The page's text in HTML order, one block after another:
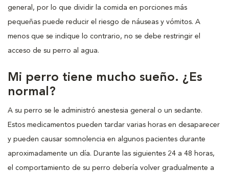
general, por lo que dividir la comida en porciones más
pequeñas puede reducir el riesgo de náuseas y vómitos. A
menos que se indique lo contrario, no se debe restringir el
acceso de su perro al agua.
Mi perro tiene mucho sueño. ¿Es
normal?
A su perro se le administró anestesia general o un sedante.
Estos medicamentos pueden tardar varias horas en desaparecer
y pueden causar somnolencia en algunos pacientes durante
aproximadamente un día. Durante las siguientes 24 a 48 horas,
el comportamiento de su perro debería volver gradualmente a